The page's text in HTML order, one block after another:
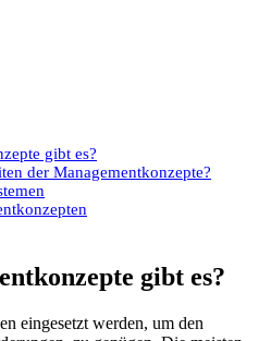
gibt es?
der Managementkonzepte?
gibt es?
eingesetzt werden, um den